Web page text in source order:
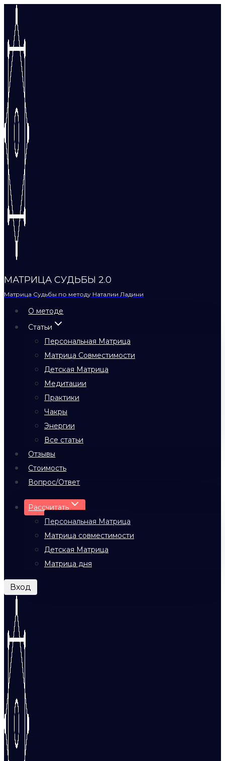
Перейти
содержимому
МАТРИЦА СУДЬБЫ 2.0
Матрица Судьбы по методу Наталии Ладини
О методе
Статьи
Персональная Матрица
Матрица Совместимости
Детская Матрица
Медитации
Практики
Чакры
Энергии
Все статьи
Отзывы
Стоимость
Вопрос/Ответ
Рассчитать
Персональная Матрица
Матрица совместимости
Детская Матрица
Матрица дня
Вход